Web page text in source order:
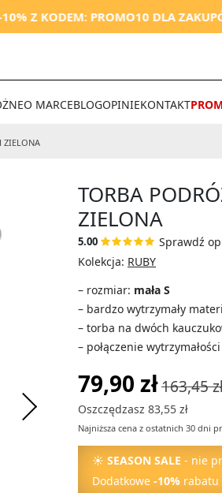
PROMO10 DLA ZAKUPÓW OD
O MARCEBLOGOPINIEKONTAKT
ZIELONA
TORBA
ZIELONA
5.00
Sprawdź
Kolekcja: RUBY
– rozmiar: mała S
– bardzo wytrzymały
– torba na dwóch
– połączenie
79,90 zł163,45
Oszczędzasz 83,55 zł
Najniższa cena z ostatnich 30 dni
☀ SEASON SALE - nie
Dodatkowe -10% rabatu